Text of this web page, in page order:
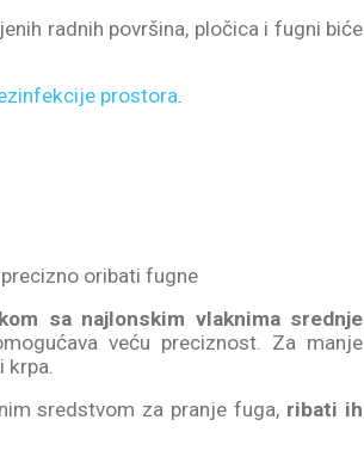
radnih površina, pločica i fugni biće
prostora.
oribati fugne
sa najlonskim vlaknima srednje
veću preciznost. Za manje
krpa.
sredstvom za pranje fuga, ribati ih